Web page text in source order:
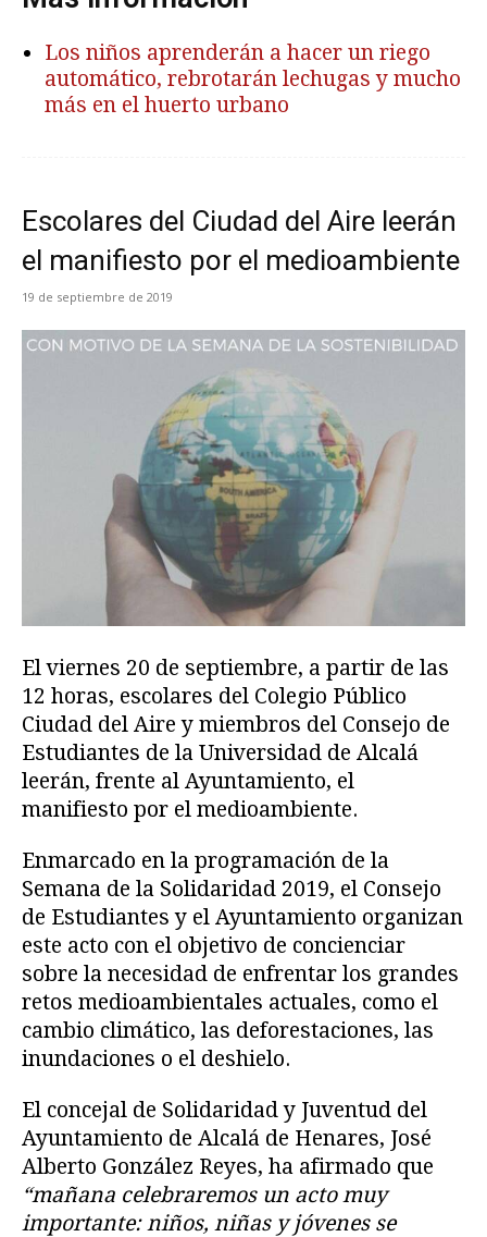
Los niños aprenderán a hacer un riego
automático, rebrotarán lechugas y mucho
más en el huerto urbano
Escolares del Ciudad del Aire leerán
el manifiesto por el medioambiente
19 de septiembre de 2019
El viernes 20 de septiembre, a partir de las
12 horas, escolares del Colegio Público
Ciudad del Aire y miembros del Consejo de
Estudiantes de la Universidad de Alcalá
leerán, frente al Ayuntamiento, el
manifiesto por el medioambiente.
Enmarcado en la programación de la
Semana de la Solidaridad 2019, el Consejo
de Estudiantes y el Ayuntamiento organizan
este acto con el objetivo de concienciar
sobre la necesidad de enfrentar los grandes
retos medioambientales actuales, como el
cambio climático, las deforestaciones, las
inundaciones o el deshielo.
El concejal de Solidaridad y Juventud del
Ayuntamiento de Alcalá de Henares, José
Alberto González Reyes, ha afirmado que
“mañana celebraremos un acto muy
importante: niños, niñas y jóvenes se